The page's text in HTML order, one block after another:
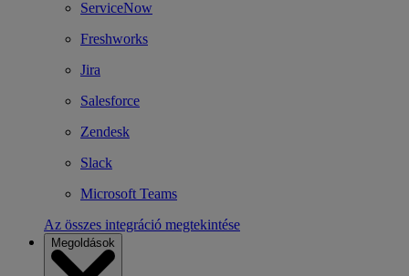
ServiceNow
Freshworks
Jira
Salesforce
Zendesk
Slack
Microsoft Teams
Az összes integráció megtekintése
Megoldások